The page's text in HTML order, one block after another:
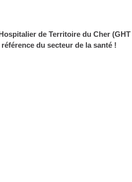
de Territoire du Cher (GHT
du secteur de la santé !